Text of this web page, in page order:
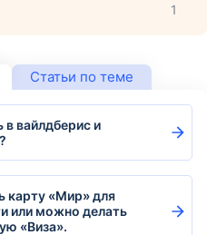
1
Статьи по теме
вайлдберис и
карту «Мир» для
или можно делать
«Виза».